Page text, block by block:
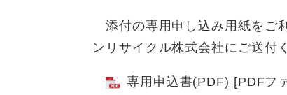
添付の専用申し込み用紙をご
ンリサイクル株式会社にご送付
専用申込書(PDF) [PDFフ